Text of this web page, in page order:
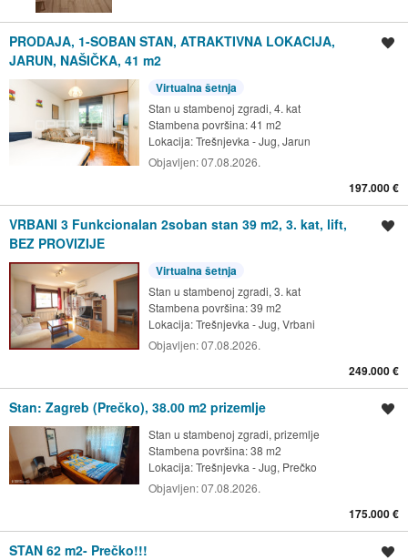
PRODAJA, 1-SOBAN STAN, ATRAKTIVNA LOKACIJA,
JARUN, NAŠIČKA, 41 m2
Virtualna šetnja
Stan u stambenoj zgradi, 4. kat
Stambena površina: 41 m2
Lokacija:Trešnjevka - Jug, Jarun
Objavljen:07.08.2026.
197.000 €
VRBANI 3 Funkcionalan 2soban stan 39 m2, 3. kat, lift,
BEZ PROVIZIJE
Virtualna šetnja
Stan u stambenoj zgradi, 3. kat
Stambena površina: 39 m2
Lokacija:Trešnjevka - Jug, Vrbani
Objavljen:07.08.2026.
249.000 €
Stan: Zagreb (Prečko), 38.00 m2 prizemlje
Stan u stambenoj zgradi, prizemlje
Stambena površina: 38 m2
Lokacija:Trešnjevka - Jug, Prečko
Objavljen:07.08.2026.
175.000 €
STAN 62 m2- Prečko!!!